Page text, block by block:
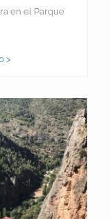
en el Parque
>